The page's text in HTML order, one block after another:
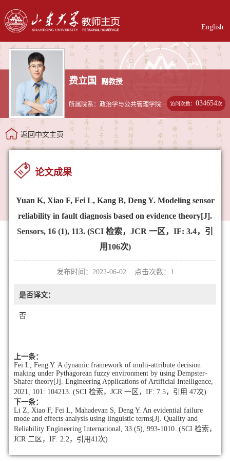
English
费立国 副教授
所属院系：政治学与公共管理学院 访问次数：034654次
返回中文主页
论文成果
Yuan K, Xiao F, Fei L, Kang B, Deng Y. Modeling sensor
reliability in fault diagnosis based on evidence theory[J].
Sensors, 16 (1), 113. (SCI 检索，JCR 一区，IF: 3.4，引
用106次)
发布时间：2022-06-02 点击次数： 1
是否译文：
否
上一条：
Fei L, Feng Y. A dynamic framework of multi-attribute decision
making under Pythagorean fuzzy environment by using Dempster-
Shafer theory[J]. Engineering Applications of Artificial Intelligence,
2021, 101: 104213. (SCI 检索，JCR 一区，IF: 7.5，引用 47次)
下一条：
Li Z, Xiao F, Fei L, Mahadevan S, Deng Y. An evidential failure
mode and effects analysis using linguistic terms[J]. Quality and
Reliability Engineering International, 33 (5), 993-1010. (SCI 检索，
JCR 二区，IF: 2.2，引用41次)